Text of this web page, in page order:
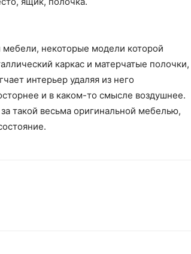
мебели, некоторые модели которой
каркас и матерчатые полочки,
интерьер удаляя из него
и в каком-то смысле воздушнее.
такой весьма оригинальной мебелью,